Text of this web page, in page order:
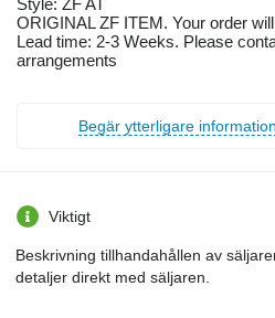
Style: ZF AT
ORIGINAL ZF ITEM. Your order
Lead time: 2-3 Weeks. Please
arrangements
Begär ytterligare information
Viktigt
Beskrivning tillhandahållen av
detaljer direkt med säljaren.